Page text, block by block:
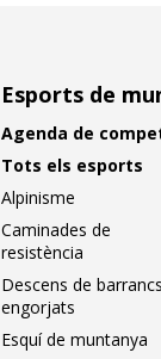
Esports de
Agenda de
Tots els esports
Alpinisme
Caminades de
resistència
Descens de
engorjats
Esquí de muntanya